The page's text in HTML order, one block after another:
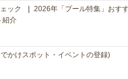
ック
2026年「プール特集」おす
紹介
かけスポット・イベントの登録)